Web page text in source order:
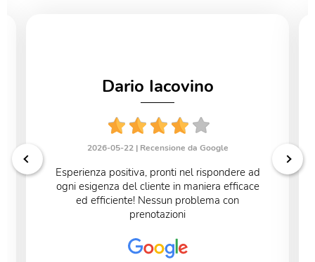
Dario Iacovino
2026-05-22 | Recensione da Google
Esperienza positiva, pronti nel rispondere ad
ogni esigenza del cliente in maniera efficace
ed efficiente! Nessun problema con
prenotazioni